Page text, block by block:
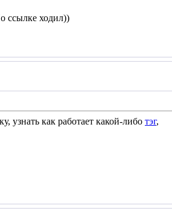
ссылке ходил))
узнать как работает какой-либо тэг,